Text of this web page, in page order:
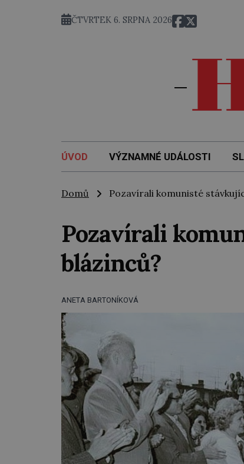
ČTVRTEK 6. SRPNA 2026
ÚVOD VÝZNAMNÉ UDÁLOSTI
Domů Pozavírali komunisté
Pozavírali
blázinců?
ANETA BARTONÍKOVÁ